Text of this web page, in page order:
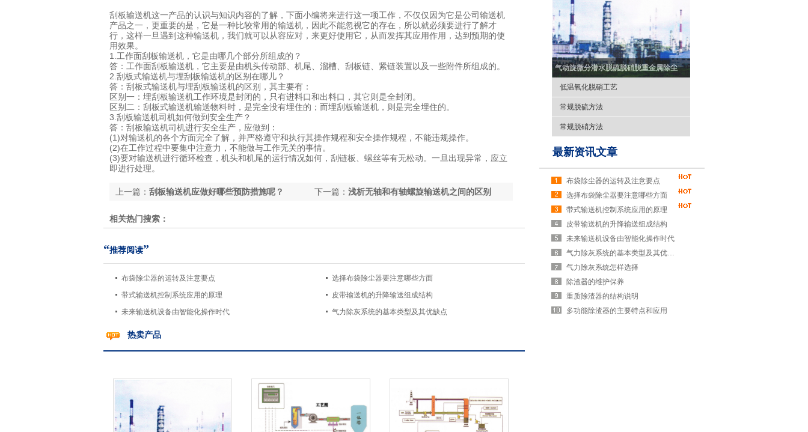
刮板输送机这一产品的认识与知识内容的了解，下面小编将来进行这一项工作，不仅仅因为它是公司输送机
产品之一，更重要的是，它是一种比较常用的输送机，因此不能忽视它的存在，所以就必须要进行了解才
行，这样一旦遇到这种输送机，我们就可以从容应对，来更好使用它，从而发挥其应用作用，达到预期的使
用效果。
1.工作面刮板输送机，它是由哪几个部分所组成的？
答：工作面刮板输送机，它主要是由机头传动部、机尾、溜槽、刮板链、紧链装置以及一些附件所组成的。
2.刮板式输送机与埋刮板输送机的区别在哪儿？
答：刮板式输送机与埋刮板输送机的区别，其主要有：
区别一：埋刮板输送机工作环境是封闭的，只有进料口和出料口，其它则是全封闭。
区别二：刮板式输送机输送物料时，是完全没有埋住的；而埋刮板输送机，则是完全埋住的。
3.刮板输送机司机如何做到安全生产？
答：刮板输送机司机进行安全生产，应做到：
(1)对输送机的各个方面完全了解，并严格遵守和执行其操作规程和安全操作规程，不能违规操作。
(2)在工作过程中要集中注意力，不能做与工作无关的事情。
(3)要对输送机进行循环检查，机头和机尾的运行情况如何，刮链板、螺丝等有无松动。一旦出现异常，应立
即进行处理。
下一篇： 浅析无轴和有轴螺旋输送机之间的区别
上一篇： 刮板输送机应做好哪些预防措施呢？
相关热门搜索：
“推荐阅读”
布袋除尘器的运转及注意要点
选择布袋除尘器要注意哪些方面
带式输送机控制系统应用的原理
皮带输送机的升降输送组成结构
未来输送机设备由智能化操作时代
气力除灰系统的基本类型及其优缺点
热卖产品
气动旋微分潜水脱硫脱硝脱重金属除尘除雾一体化工艺
低温氧化脱硝工艺
常规脱硫方法
常规脱硝方法
最新资讯文章
布袋除尘器的运转及注意要点
选择布袋除尘器要注意哪些方面
带式输送机控制系统应用的原理
皮带输送机的升降输送组成结构
未来输送机设备由智能化操作时代
气力除灰系统的基本类型及其优缺点
气力除灰系统怎样选择
除渣器的维护保养
重质除渣器的结构说明
多功能除渣器的主要特点和应用